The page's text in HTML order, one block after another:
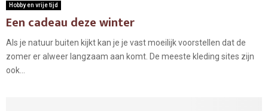
Hobby en vrije tijd
Een cadeau deze winter
Als je natuur buiten kijkt kan je je vast moeilijk voorstellen dat de
zomer er alweer langzaam aan komt. De meeste kleding sites zijn
ook...